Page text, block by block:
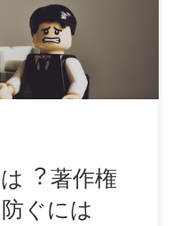
︖ 著作権
ぐには